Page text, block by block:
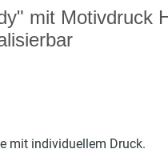
mit Motivdruck
mit individuellem Druck.